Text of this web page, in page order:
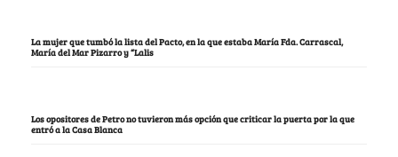
La mujer que tumbó la lista del Pacto, en la que estaba María Fda. Carrascal,
María del Mar Pizarro y “Lalis
Los opositores de Petro no tuvieron más opción que criticar la puerta por la que
entró a la Casa Blanca